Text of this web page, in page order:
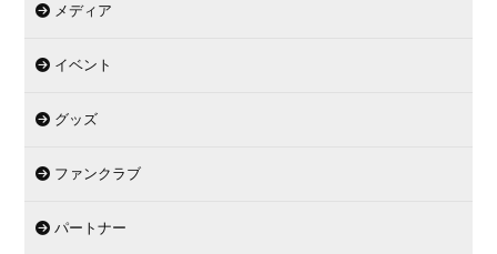
メディア
イベント
グッズ
ファンクラブ
パートナー